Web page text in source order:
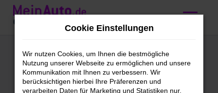
Zum
Hauptinhalt
Audi Q3 kaufen mit
Lieferservice nach
Cookie Einstellungen
Wir nutzen Cookies, um Ihnen die bestmögliche
Nutzung unserer Webseite zu ermöglichen und unsere
Kommunikation mit Ihnen zu verbessern. Wir
berücksichtigen hierbei Ihre Präferenzen und
verarbeiten Daten für Marketing und Statistiken nur,